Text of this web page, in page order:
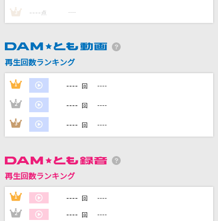
乃木坂46
DREAMS COME TRUE
リテラチュア
上田麗奈
[生音]酔いあかり
キム・ヨンジャ
優里
BRAVE GROOVE
iLiFE!
3 ---- 点 ----
再生回数ランキング
1 ---- 回 ----
2 ---- 回 ----
3 ---- 回 ----
再生回数ランキング
1 ---- 回 ----
2 ---- 回 ----